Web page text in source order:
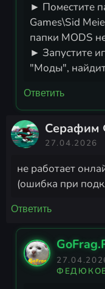
► Поместите
Games\Sid
папки MODS
► Запустите
"Моды",
Ответить
Серафим
27.04.2026
не работает
(ошибка при
Ответить